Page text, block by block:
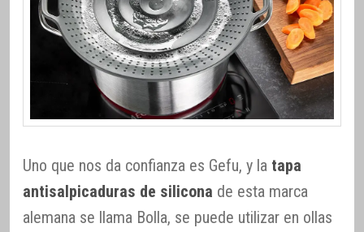
Uno que nos da confianza es Gefu, y la tapa
antisalpicaduras de silicona de esta marca
alemana se llama Bolla, se puede utilizar en ollas